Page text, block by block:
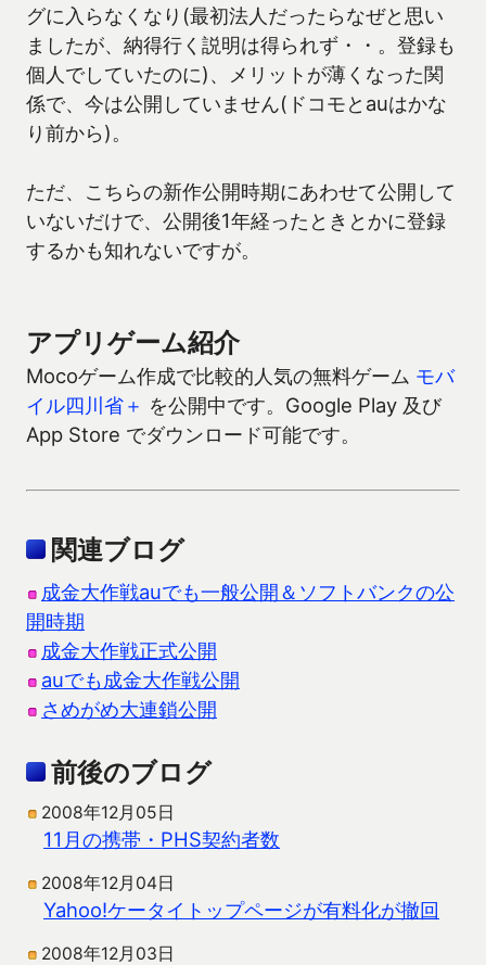
グに入らなくなり(最初法人だったらなぜと思い
ましたが、納得行く説明は得られず・・。登録も
個人でしていたのに)、メリットが薄くなった関
係で、今は公開していません(ドコモとauはかな
り前から)。
ただ、こちらの新作公開時期にあわせて公開して
いないだけで、公開後1年経ったときとかに登録
するかも知れないですが。
アプリゲーム紹介
Mocoゲーム作成で比較的人気の無料ゲーム モバ
イル四川省＋ を公開中です。Google Play 及び
App Store でダウンロード可能です。
関連ブログ
成金大作戦auでも一般公開＆ソフトバンクの公
開時期
成金大作戦正式公開
auでも成金大作戦公開
さめがめ大連鎖公開
前後のブログ
2008年12月05日
11月の携帯・PHS契約者数
2008年12月04日
Yahoo!ケータイトップページが有料化が撤回
2008年12月03日